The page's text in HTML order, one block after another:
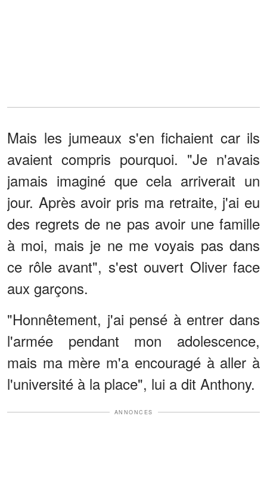
Mais les jumeaux s'en fichaient car ils
avaient compris pourquoi. "Je n'avais
jamais imaginé que cela arriverait un
jour. Après avoir pris ma retraite, j'ai eu
des regrets de ne pas avoir une famille
à moi, mais je ne me voyais pas dans
ce rôle avant", s'est ouvert Oliver face
aux garçons.
"Honnêtement, j'ai pensé à entrer dans
l'armée pendant mon adolescence,
mais ma mère m'a encouragé à aller à
l'université à la place", lui a dit Anthony.
ANNONCES